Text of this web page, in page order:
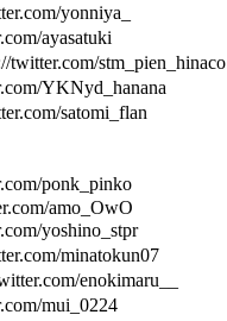
yonniya_
ayasatuki
stm_pien_hinaco
YKNyd_hanana
satomi_flan
ponk_pinko
amo_OwO
yoshino_stpr
minatokun07
enokimaru__
mui_0224